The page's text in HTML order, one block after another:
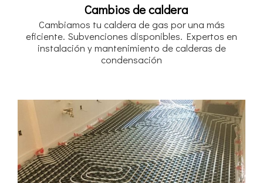
Cambios de caldera
Cambiamos tu caldera de gas por una más
eficiente. Subvenciones disponibles. Expertos en
instalación y mantenimiento de calderas de
condensación